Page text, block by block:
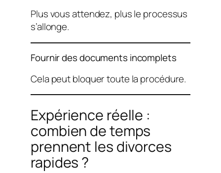
Plus vous attendez, plus le processus
s’allonge.
Fournir des documents incomplets
Cela peut bloquer toute la procédure.
Expérience réelle :
combien de temps
prennent les divorces
rapides ?